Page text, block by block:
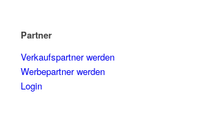
Partner
Verkaufspartner werden
Werbepartner werden
Login